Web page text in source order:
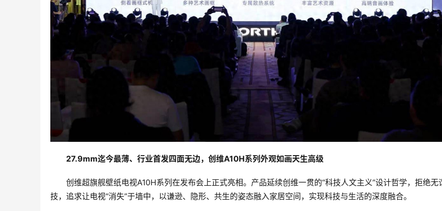
27.9mm迄今最薄、行业首发四面无边，创维A10H系列外观如画天生高级
创维超旗舰壁纸电视A10H系列在发布会上正式亮相。产品延续创维一贯的“科技人文主义”设计哲学，拒绝无
技，追求让电视“消失”于墙中，以谦逊、隐形、共生的姿态融入家居空间，实现科技与生活的深度融合。